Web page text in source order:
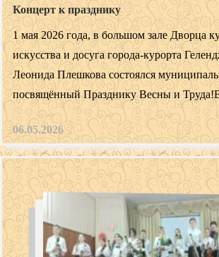
Концерт к празднику
1 мая 2026 года, в большом зале Дворца
искусства и досуга города-курорта
Леонида Плешкова состоялся
посвящённый Празднику Весны и
06.05.2026